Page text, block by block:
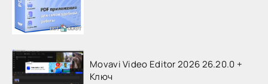
Movavi Video Editor 2026 26.20.0 +
Ключ